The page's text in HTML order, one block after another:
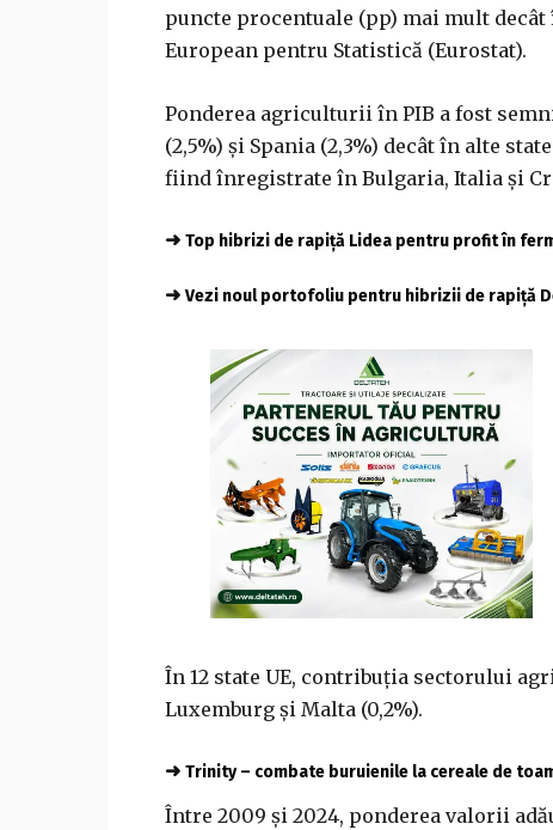
puncte procentuale (pp) mai mult
European pentru Statistică (Eurostat).
Ponderea agriculturii în PIB a fost
(2,5%) şi Spania (2,3%) decât în alte
fiind înregistrate în Bulgaria, Italia şi
➜ Top hibrizi de rapiță Lidea pentru profit în
➜ Vezi noul portofoliu pentru hibrizii de rapiță
În 12 state UE, contribuţia sectorului
Luxemburg şi Malta (0,2%).
➜ Trinity – combate buruienile la cereale de
Între 2009 şi 2024, ponderea valorii